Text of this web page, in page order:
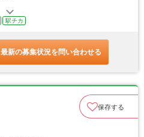
駅チカ
最新の募集状況を問い合わせる
保存する